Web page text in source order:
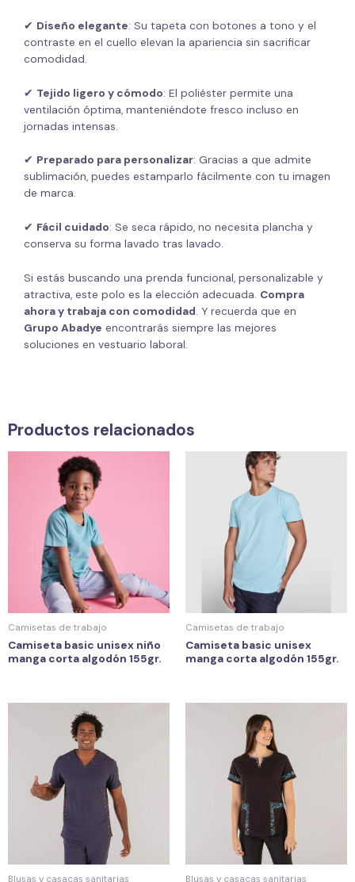
✔ Diseño elegante: Su tapeta con botones a tono y el
contraste en el cuello elevan la apariencia sin sacrificar
comodidad.
✔ Tejido ligero y cómodo: El poliéster permite una
ventilación óptima, manteniéndote fresco incluso en
jornadas intensas.
✔ Preparado para personalizar: Gracias a que admite
sublimación, puedes estamparlo fácilmente con tu imagen
de marca.
✔ Fácil cuidado: Se seca rápido, no necesita plancha y
conserva su forma lavado tras lavado.
Si estás buscando una prenda funcional, personalizable y
atractiva, este polo es la elección adecuada. Compra
ahora y trabaja con comodidad. Y recuerda que en
Grupo Abadye encontrarás siempre las mejores
soluciones en vestuario laboral.
Productos relacionados
Camisetas de trabajo
Camiseta basic unisex niño
manga corta algodón 155gr.
Camisetas de trabajo
Camiseta basic unisex
manga corta algodón 155gr.
Blusas y casacas sanitarias Blusas y casacas sanitarias